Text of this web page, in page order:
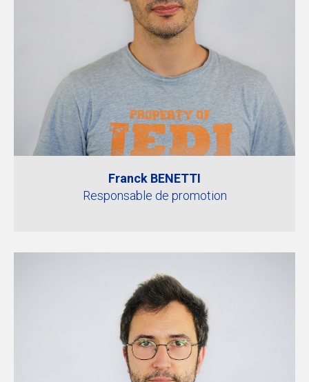
Franck BENETTI
Responsable de promotion